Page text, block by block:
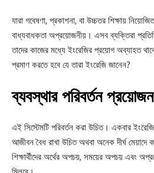
যারা গবেষণা, প্রকাশনা, বা উচ্চতর শিক্ষায়
বাধ্যবাধকতা অপ্রয়োজনীয়। এসব ব্যক্তিরা
তাদের কাজের মধ্যে ইংরেজির প্রয়োগ অব্যাহত
প্রমাণ করতে হবে যে তারা ইংরেজি জানেন?
ব্যবস্থার পরিবর্তন
এই সিস্টেমটি পরিবর্তন করা উচিত। একবার
আজীবন বৈধ রাখা উচিত অথবা অনেক দীর্ঘ মেয়াদে
শিক্ষার্থীদের অর্থের অপচয়, সময়ের অপচয় এবং